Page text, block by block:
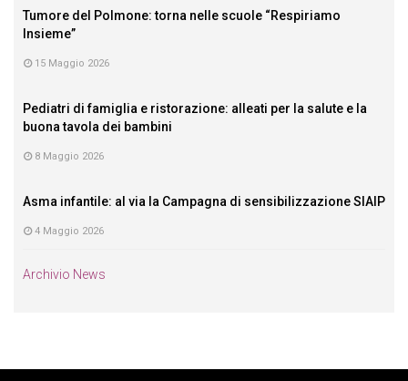
Tumore del Polmone: torna nelle scuole “Respiriamo
Insieme”
15 Maggio 2026
Pediatri di famiglia e ristorazione: alleati per la salute e la
buona tavola dei bambini
8 Maggio 2026
Asma infantile: al via la Campagna di sensibilizzazione SIAIP
4 Maggio 2026
Archivio News